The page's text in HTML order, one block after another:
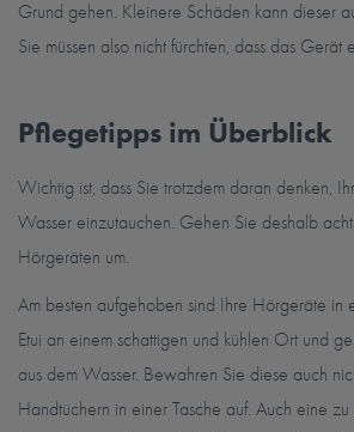
Grund gehen. Kleinere Schäden kann dieser
Sie müssen also nicht fürchten, dass das Gerät
Pflegetipps im Überblick
Wichtig ist, dass Sie trotzdem daran denken,
Wasser einzutauchen. Gehen Sie deshalb
Hörgeräten um.
Am besten aufgehoben sind Ihre Hörgeräte in
Etui an einem schattigen und kühlen Ort und
aus dem Wasser. Bewahren Sie diese auch
Handtüchern in einer Tasche auf. Auch eine zu